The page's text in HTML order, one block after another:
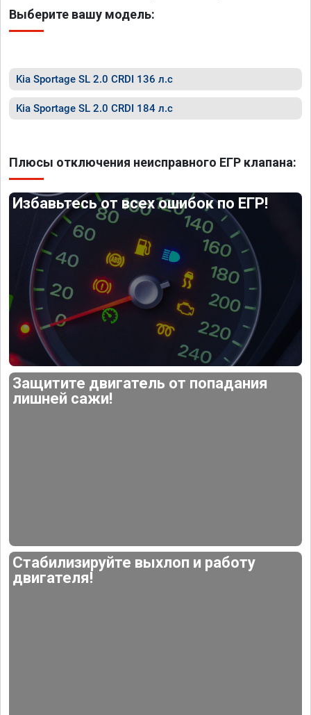
Выберите вашу модель:
Kia Sportage SL 2.0 CRDI 136 л.с
Kia Sportage SL 2.0 CRDI 184 л.с
Плюсы отключения неисправного ЕГР клапана:
Избавьтесь от всех ошибок по ЕГР!
Защитите двигатель от попадания
лишней сажи!
Стабилизируйте выхлоп и работу
двигателя!